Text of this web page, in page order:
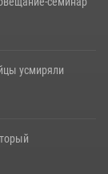
усмиряли